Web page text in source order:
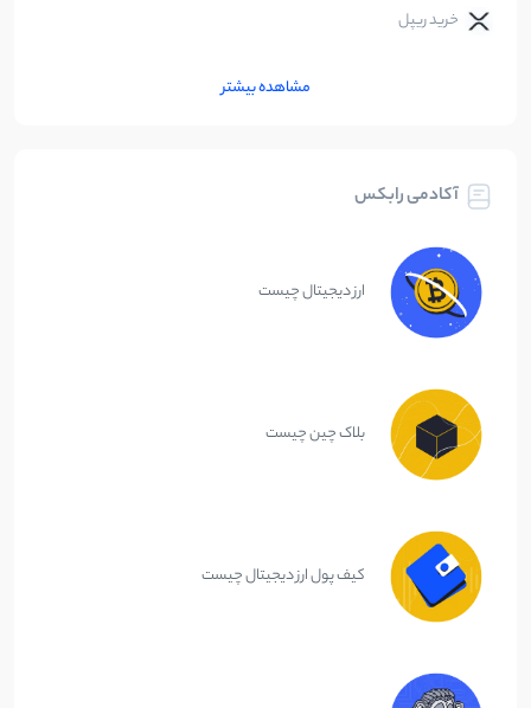
خرید ریپل
مشاهده بیشتر
آکادمی رابکس
ارز دیجیتال چیست
بلاک چین چیست
کیف پول ارز دیجیتال چیست